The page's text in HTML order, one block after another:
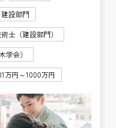
設部門
士（建設部門）
学会）
万円～1000万円